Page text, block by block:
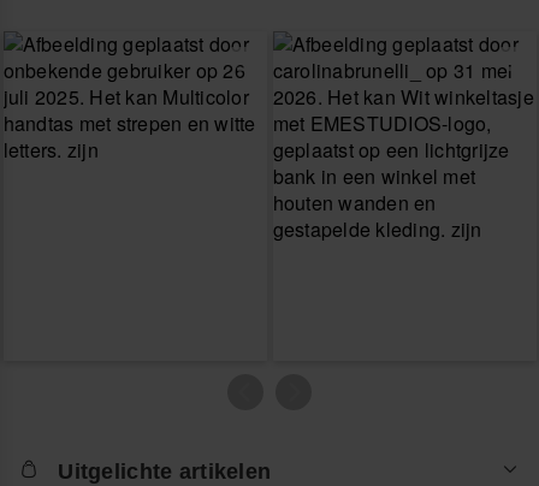
Uitgelichte artikelen